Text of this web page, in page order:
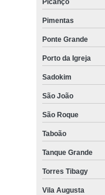
Pimentas
Ponte Grande
Porto da Igreja
Sadokim
São João
São Roque
Taboão
Tanque Grande
Torres Tibagy
Vila Augusta